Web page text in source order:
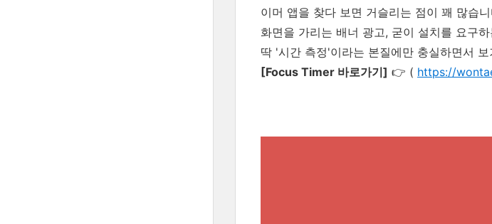
이머 앱을 찾다 보면 거슬리는 점이 꽤 많습니
화면을 가리는 배너 광고, 굳이 설치를 요구
딱 '시간 측정'이라는 본질에만 충실하면서
[Focus Timer 바로가기] 👉 ( https://